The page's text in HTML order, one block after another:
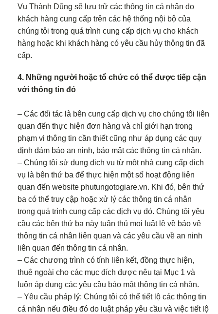
Vụ Thành Dũng sẽ lưu trữ các thông tin cá nhân do
khách hàng cung cấp trên các hệ thống nội bộ của
chúng tôi trong quá trình cung cấp dịch vụ cho khách
hàng hoặc khi khách hàng có yêu cầu hủy thông tin đã
cấp.
4. Những người hoặc tổ chức có thể được tiếp cận
với thông tin đó
– Các đối tác là bên cung cấp dịch vụ cho chúng tôi liên
quan đến thực hiện đơn hàng và chỉ giới hạn trong
phạm vi thông tin cần thiết cũng như áp dụng các quy
định đảm bảo an ninh, bảo mật các thông tin cá nhân.
– Chúng tôi sử dụng dịch vụ từ một nhà cung cấp dịch
vụ là bên thứ ba để thực hiện một số hoạt động liên
quan đến website phutungotogiare.vn. Khi đó, bên thứ
ba có thể truy cập hoặc xử lý các thông tin cá nhân
trong quá trình cung cấp các dịch vụ đó. Chúng tôi yêu
cầu các bên thứ ba này tuân thủ mọi luật lệ về bảo vệ
thông tin cá nhân liên quan và các yêu cầu về an ninh
liên quan đến thông tin cá nhân.
– Các chương trình có tính liên kết, đồng thực hiện,
thuê ngoài cho các mục đích được nêu tại Mục 1 và
luôn áp dụng các yêu cầu bảo mật thông tin cá nhân.
– Yêu cầu pháp lý: Chúng tôi có thể tiết lộ các thông tin
cá nhân nếu điều đó do luật pháp yêu cầu và việc tiết lộ